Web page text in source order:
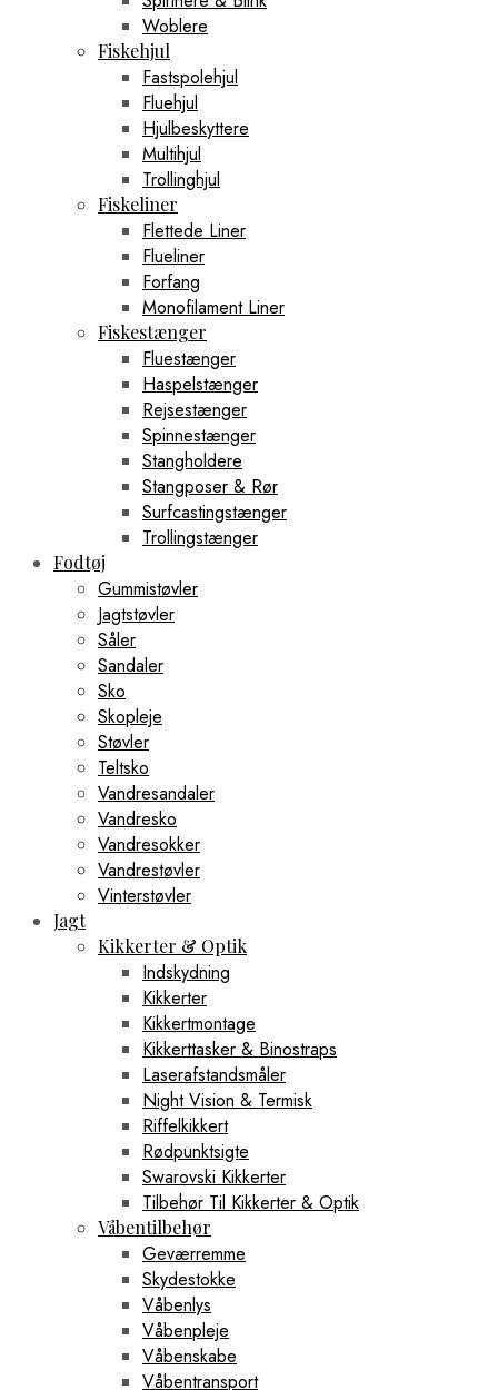
Woblere
Fiskehjul
Fastspolehjul
Fluehjul
Hjulbeskyttere
Multihjul
Trollinghjul
Fiskeliner
Flettede Liner
Flueliner
Forfang
Monofilament Liner
Fiskestænger
Fluestænger
Haspelstænger
Rejsestænger
Spinnestænger
Stangholdere
Stangposer & Rør
Surfcastingstænger
Trollingstænger
Fodtøj
Gummistøvler
Jagtstøvler
Såler
Sandaler
Sko
Skopleje
Støvler
Teltsko
Vandresandaler
Vandresko
Vandresokker
Vandrestøvler
Vinterstøvler
Jagt
Kikkerter & Optik
Indskydning
Kikkerter
Kikkertmontage
Kikkerttasker & Binostraps
Laserafstandsmåler
Night Vision & Termisk
Riffelkikkert
Rødpunktsigte
Swarovski Kikkerter
Tilbehør Til Kikkerter & Optik
Våbentilbehør
Geværremme
Skydestokke
Våbenlys
Våbenpleje
Våbenskabe
Våbentransport